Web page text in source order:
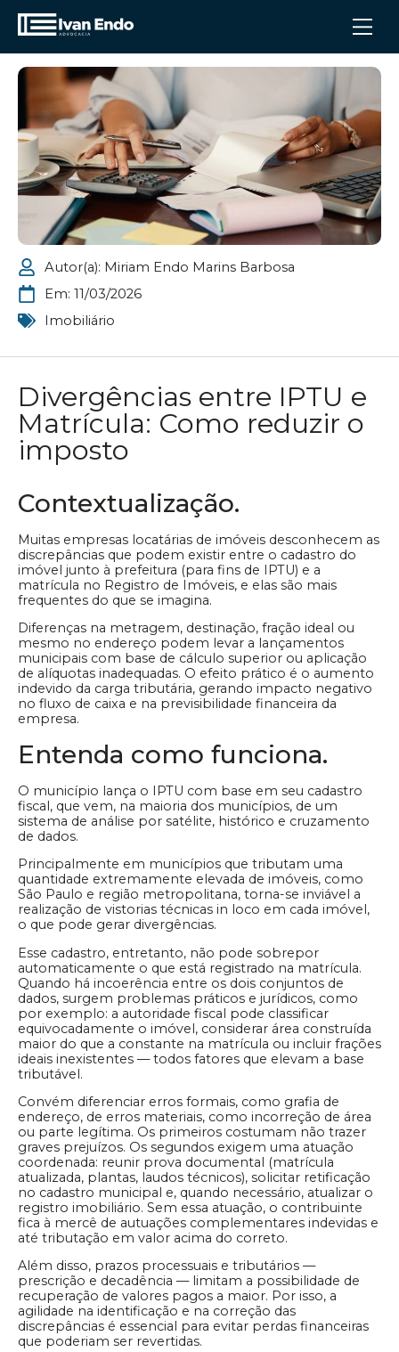
Autor(a): Miriam Endo Marins Barbosa
Em: 11/03/2026
Imobiliário
Divergências entre IPTU e
Matrícula: Como reduzir o
imposto
Contextualização.
Muitas empresas locatárias de imóveis desconhecem as
discrepâncias que podem existir entre o cadastro do
imóvel junto à prefeitura (para fins de IPTU) e a
matrícula no Registro de Imóveis, e elas são mais
frequentes do que se imagina.
Diferenças na metragem, destinação, fração ideal ou
mesmo no endereço podem levar a lançamentos
municipais com base de cálculo superior ou aplicação
de alíquotas inadequadas. O efeito prático é o aumento
indevido da carga tributária, gerando impacto negativo
no fluxo de caixa e na previsibilidade financeira da
empresa.
Entenda como funciona.
O município lança o IPTU com base em seu cadastro
fiscal, que vem, na maioria dos municípios, de um
sistema de análise por satélite, histórico e cruzamento
de dados.
Principalmente em municípios que tributam uma
quantidade extremamente elevada de imóveis, como
São Paulo e região metropolitana, torna-se inviável a
realização de vistorias técnicas in loco em cada imóvel,
o que pode gerar divergências.
Esse cadastro, entretanto, não pode sobrepor
automaticamente o que está registrado na matrícula.
Quando há incoerência entre os dois conjuntos de
dados, surgem problemas práticos e jurídicos, como
por exemplo: a autoridade fiscal pode classificar
equivocadamente o imóvel, considerar área construída
maior do que a constante na matrícula ou incluir frações
ideais inexistentes — todos fatores que elevam a base
tributável.
Convém diferenciar erros formais, como grafia de
endereço, de erros materiais, como incorreção de área
ou parte legítima. Os primeiros costumam não trazer
graves prejuízos. Os segundos exigem uma atuação
coordenada: reunir prova documental (matrícula
atualizada, plantas, laudos técnicos), solicitar retificação
no cadastro municipal e, quando necessário, atualizar o
registro imobiliário. Sem essa atuação, o contribuinte
fica à mercê de autuações complementares indevidas e
até tributação em valor acima do correto.
Além disso, prazos processuais e tributários —
prescrição e decadência — limitam a possibilidade de
recuperação de valores pagos a maior. Por isso, a
agilidade na identificação e na correção das
discrepâncias é essencial para evitar perdas financeiras
que poderiam ser revertidas.